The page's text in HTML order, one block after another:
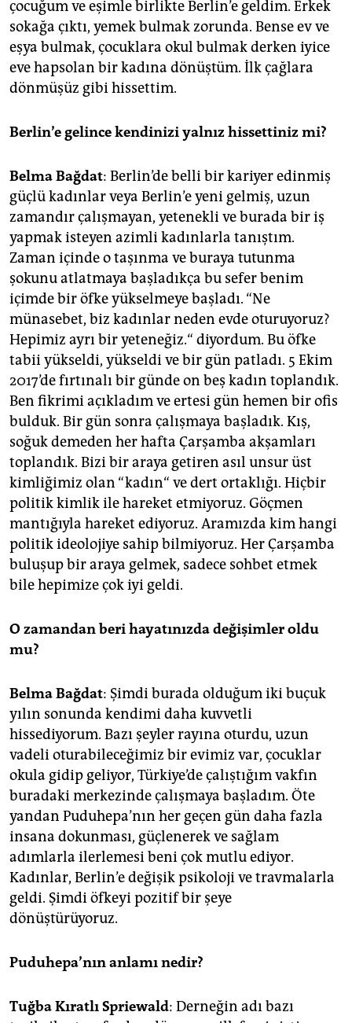
çocuğum ve eşimle birlikte Berlin’e geldim. Erkek
sokağa çıktı, yemek bulmak zorunda. Bense ev ve
eşya bulmak, çocuklara okul bulmak derken iyice
eve hapsolan bir kadına dönüştüm. İlk çağlara
dönmüşüz gibi hissettim.
Berlin’e gelince kendinizi yalnız hissettiniz mi?
Belma Bağdat: Berlin’de belli bir kariyer edinmiş
güçlü kadınlar veya Berlin’e yeni gelmiş, uzun
zamandır çalışmayan, yetenekli ve burada bir iş
yapmak isteyen azimli kadınlarla tanıştım.
Zaman içinde o taşınma ve buraya tutunma
şokunu atlatmaya başladıkça bu sefer benim
içimde bir öfke yükselmeye başladı. “Ne
münasebet, biz kadınlar neden evde oturuyoruz?
Hepimiz ayrı bir yeteneğiz.“ diyordum. Bu öfke
tabii yükseldi, yükseldi ve bir gün patladı. 5 Ekim
2017’de fırtınalı bir günde on beş kadın toplandık.
Ben fikrimi açıkladım ve ertesi gün hemen bir ofis
bulduk. Bir gün sonra çalışmaya başladık. Kış,
soğuk demeden her hafta Çarşamba akşamları
toplandık. Bizi bir araya getiren asıl unsur üst
kimliğimiz olan “kadın“ ve dert ortaklığı. Hiçbir
politik kimlik ile hareket etmiyoruz. Göçmen
mantığıyla hareket ediyoruz. Aramızda kim hangi
politik ideolojiye sahip bilmiyoruz. Her Çarşamba
buluşup bir araya gelmek, sadece sohbet etmek
bile hepimize çok iyi geldi.
O zamandan beri hayatınızda değişimler oldu
mu?
Belma Bağdat: Şimdi burada olduğum iki buçuk
yılın sonunda kendimi daha kuvvetli
hissediyorum. Bazı şeyler rayına oturdu, uzun
vadeli oturabileceğimiz bir evimiz var, çocuklar
okula gidip geliyor, Türkiye’de çalıştığım vakfın
buradaki merkezinde çalışmaya başladım. Öte
yandan Puduhepa’nın her geçen gün daha fazla
insana dokunması, güçlenerek ve sağlam
adımlarla ilerlemesi beni çok mutlu ediyor.
Kadınlar, Berlin’e değişik psikoloji ve travmalarla
geldi. Şimdi öfkeyi pozitif bir şeye
dönüştürüyoruz.
Puduhepa’nın anlamı nedir?
Tuğba Kıratlı Spriewald: Derneğin adı bazı